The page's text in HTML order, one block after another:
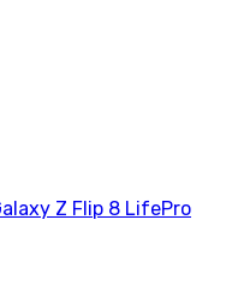
Z Flip 8 LifePro